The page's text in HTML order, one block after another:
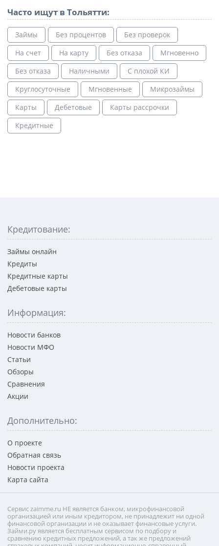
Часто ищут в Тольятти:
Займы Без процентов
Без проверок
На счет
На карту Без отказа
Мгновенно
Без отказа
Наличными
С плохой КИ
Круглосуточные
Мгновенные
Микрозаймы
Карты
Дебетовые
Карты рассрочки
Кредитные
Кредитование:
Займы онлайн
Кредиты
Кредитные карты
Дебетовые карты
Информация:
Новости банков
Новости МФО
Статьи
Обзоры
Сравнения
Акции
Дополнительно:
О проекте
Обратная связь
Новости проекта
Карта сайта
Сервис zaimme.ru НЕ является банком, микрофинансовой
организацией или иным кредитором, не принадлежит ни одной
финансовой организации и не оказывает финансовые услуги.
Займи.ру является бесплатным сервисом по подбору и
сравнению кредитных предложений, а так же предложений